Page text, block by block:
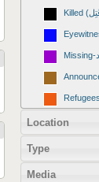
Location
Type
Media